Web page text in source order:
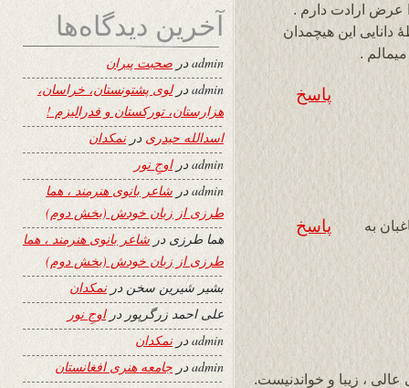
عرض ارادت دارم .
دانایی این هیچمدان
.
پاسخ
به پاسخ
، زیبا و خواندنیست.
آخرین دیدگاه‌ها
adminدر صحبت پیران
admin درلوی پشتونستان، خراسان،
هزارستان، تورکستان و فدرالیزم !
اسدالله حیدری درنمکدان
adminدراوجِ نور
adminدر شاعر بانوی هنرمند ، هما
طرزی از زبان خودش (بخش دوم)
هما طرزی در شاعر بانوی هنرمند ، هما
طرزی از زبان خودش (بخش دوم)
بشیر شیرین سخن درنمکدان
علی احمد زرگرپور دراوجِ نور
adminدرنمکدان
admin در جامعه هنری افغانستان